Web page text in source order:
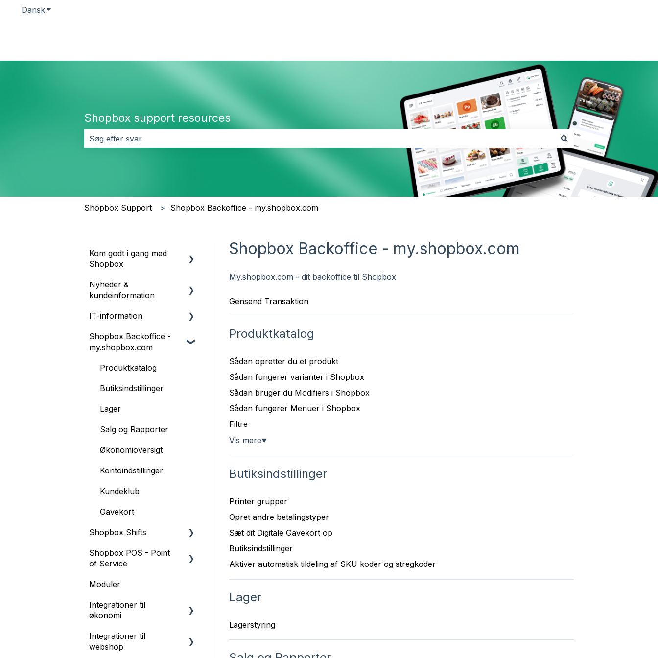
DanskVis undermenu for oversættelser
Shopbox support resources
Shopbox Support Shopbox Backoffice - my.shopbox.com
Shopbox Backoffice - my.shopbox.com
My.shopbox.com - dit backoffice til Shopbox
Gensend Transaktion
Produktkatalog
Sådan opretter du et produkt
Sådan fungerer varianter i Shopbox
Sådan bruger du Modifiers i Shopbox
Sådan fungerer Menuer i Shopbox
Filtre
Vis mere▼
Butiksindstillinger
Printer grupper
Opret andre betalingstyper
Sæt dit Digitale Gavekort op
Butiksindstillinger
Aktiver automatisk tildeling af SKU koder og stregkoder
Lager
Lagerstyring
Kom godt i gang med
Shopbox
Introduktion
Terminaler
Opret personale og
produkter
Opret kunder
Opret og håndter
til Shopbox
Nyheder &
kundeinformation
Information
Release Notes
IT-information
Web
Shopbox Backoffice -
my.shopbox.com
Produktkatalog
Butiksindstillinger
Lager
Salg og Rapporter
Økonomioversigt
Kontoindstillinger
Kundeklub
Gavekort
Shopbox Shifts
Opsætning af
vagtplanlægning
Integrationer
Daglig drift
Shopbox POS - Point
of Service
Restaurant Modul
Produkter
Moduler
Integrationer til
økonomi
E-conomic
Integrationer til
webshop